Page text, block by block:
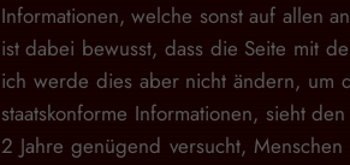
Informationen, welche sonst auf allen
ist dabei bewusst, dass die Seite mit
ich werde dies aber nicht ändern, um
staatskonforme Informationen, sieht
2 Jahre genügend versucht,